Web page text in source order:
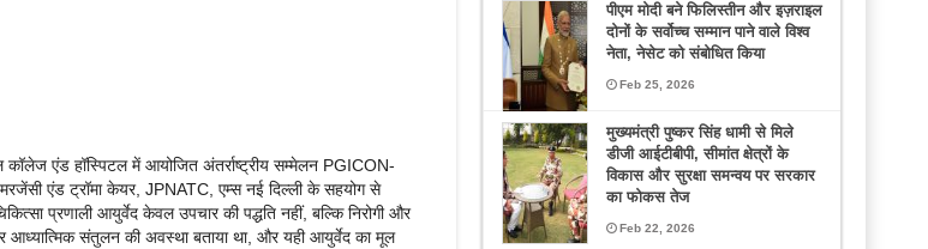
कॉलेज एंड हॉस्पिटल में आयोजित अंतर्राष्ट्रीय सम्मेलन PGICON-
एंड ट्रॉमा केयर, JPNATC, एम्स नई दिल्ली के सहयोग से
प्रणाली आयुर्वेद केवल उपचार की पद्धति नहीं, बल्कि निरोगी और
आध्यात्मिक संतुलन की अवस्था बताया था, और यही आयुर्वेद का मूल
पीएम मोदी बने फिलिस्तीन और इज़राइल
दोनों के सर्वोच्च सम्मान पाने वाले विश्व
नेता, नेसेट को संबोधित किया
Feb 25, 2026
मुख्यमंत्री पुष्कर सिंह धामी से मिले
डीजी आईटीबीपी, सीमांत क्षेत्रों के
विकास और सुरक्षा समन्वय पर सरकार
का फोकस तेज
Feb 22, 2026